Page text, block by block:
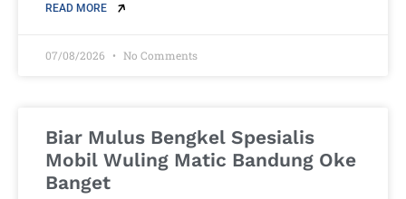
READ MORE
07/08/2026 No Comments
Biar Mulus Bengkel Spesialis
Mobil Wuling Matic Bandung Oke
Banget